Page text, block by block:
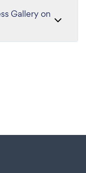
Gallery on